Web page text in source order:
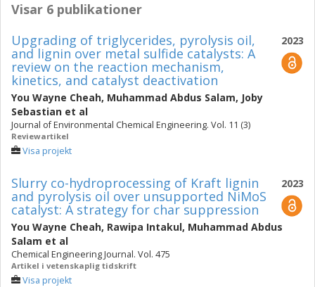
Visar 6 publikationer
2023
Upgrading of triglycerides, pyrolysis oil,
and lignin over metal sulfide catalysts: A
review on the reaction mechanism,
kinetics, and catalyst deactivation
You Wayne Cheah, Muhammad Abdus Salam, Joby
Sebastian et al
Journal of Environmental Chemical Engineering. Vol. 11 (3)
Reviewartikel
Visa projekt
2023
Slurry co-hydroprocessing of Kraft lignin
and pyrolysis oil over unsupported NiMoS
catalyst: A strategy for char suppression
You Wayne Cheah, Rawipa Intakul, Muhammad Abdus
Salam et al
Chemical Engineering Journal. Vol. 475
Artikel i vetenskaplig tidskrift
Visa projekt